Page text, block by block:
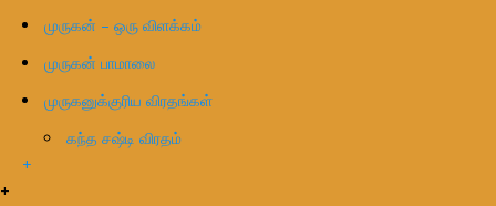
முருகன் – ஒரு விளக்கம்
முருகன் பாமாலை
முருகனுக்குரிய விரதங்கள்
கந்த சஷ்டி விரதம்
+
+